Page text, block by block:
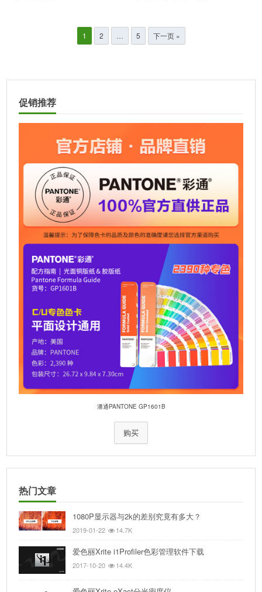
页
1 2 … 5 下一页 »
促销推荐
潘通PANTONE GP1601B
购买
热门文章
1080P显示器与2k的差别究竟有多大？
2019-01-22 14.7K
爱色丽Xrite i1Profiler色彩管理软件下载
2017-10-20 14.4K